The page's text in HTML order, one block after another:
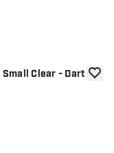
Clear - Dart